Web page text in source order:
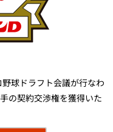
球ドラフト会議が行なわ
の契約交渉権を獲得いた